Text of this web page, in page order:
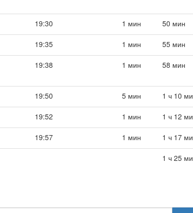
19:30 1 мин 50 мин
19:35 1 мин 55 мин
19:38 1 мин 58 мин
19:50 5 мин 1 ч 10
19:52 1 мин 1 ч 12
19:57 1 мин 1 ч 17
1 ч 25